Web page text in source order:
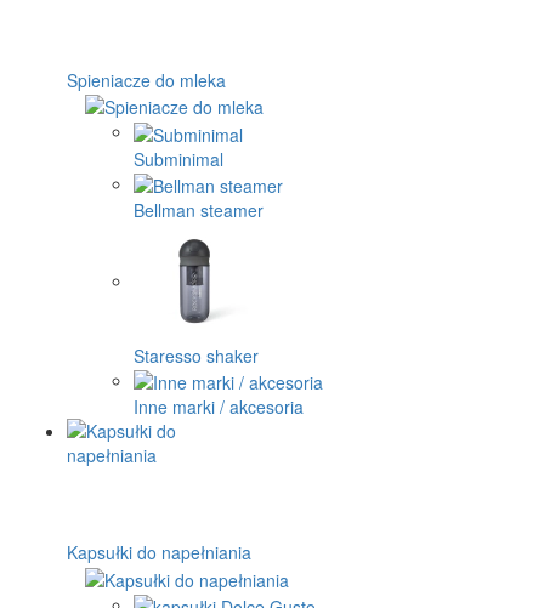
Spieniacze do mleka
Subminimal
Bellman steamer
Staresso shaker
Inne marki / akcesoria
Kapsułki do napełniania